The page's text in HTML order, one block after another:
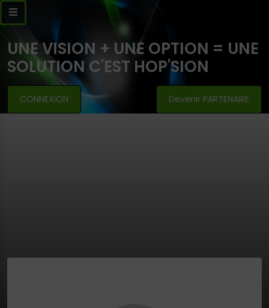
UNE VISION + UNE OPTION = UNE
SOLUTION C'EST HOP'SION
CONNEXION Devenir PARTENAIRE